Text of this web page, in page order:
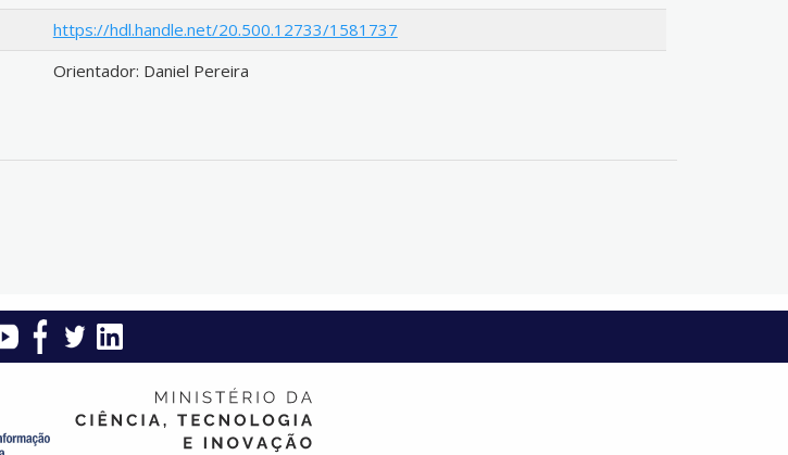
https://hdl.handle.net/20.500.12733/1581737
Orientador: Daniel Pereira